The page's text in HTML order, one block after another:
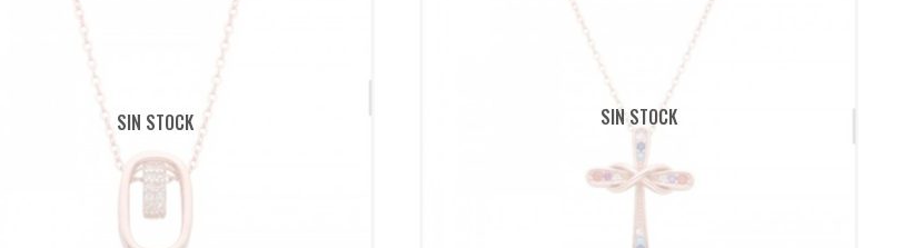
SIN STOCK SIN STOCK